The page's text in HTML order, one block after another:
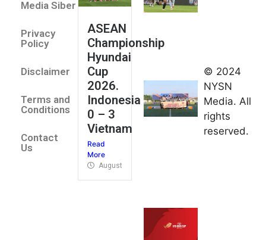
Media Siber
Privacy
Policy
Disclaimer
Terms and
Conditions
Contact
Us
ASEAN
Championship
Hyundai
Cup
2026.
Indonesia
0 – 3
Vietnam
Read
More
August 4, 2026
umum
Kejurnas
Panahan
Junior di
Kudus
© 2024
NYSN
Media. All
rights
reserved.